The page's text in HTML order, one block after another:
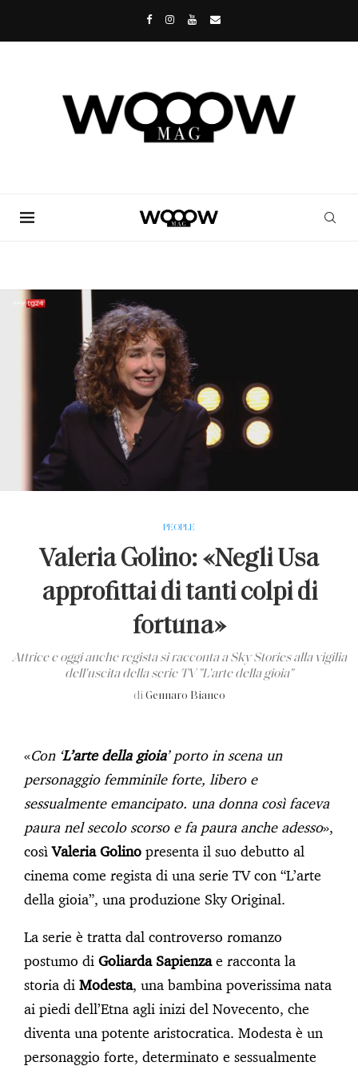
PEOPLE
Valeria Golino: «Negli Usa
approfittai di tanti colpi di
fortuna»
Attrice e oggi anche regista si racconta a Sky Stories alla vigilia
dell'uscita della serie TV "L'arte della gioia"
di Gennaro Bianco
«Con ‘L’arte della gioia’ porto in scena un
personaggio femminile forte, libero e
sessualmente emancipato. una donna così faceva
paura nel secolo scorso e fa paura anche adesso»,
cosìValeria Golino presenta il suo debutto al
cinema come regista di una serie TV con “L’arte
della gioia”, una produzione Sky Original.
La serie è tratta dal controverso romanzo
postumo di Goliarda Sapienzae racconta la
storia di Modesta, una bambina poverissima nata
ai piedi dell’Etna agli inizi del Novecento, che
diventa una potente aristocratica. Modesta è un
personaggio forte, determinato e sessualmente